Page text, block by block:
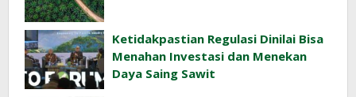
Ketidakpastian Regulasi Dinilai Bisa
Menahan Investasi dan Menekan
Daya Saing Sawit